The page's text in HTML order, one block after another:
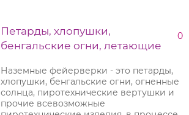
Петарды, хлопушки,
бенгальские огни, летающие
0
Наземные фейерверки - это петарды,
хлопушки, бенгальские огни, огненные
солнца, пиротехнические вертушки и
прочие всевозможные